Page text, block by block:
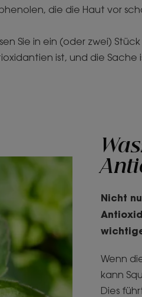
die die Haut vor
Sie in ein (oder zwei)
ist, und die Sache
Nicht
Wenn
kann
Dies